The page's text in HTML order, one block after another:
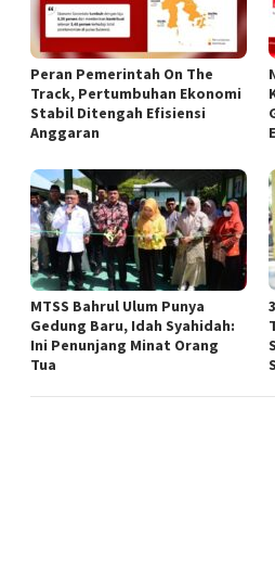
Peran Pemerintah On The
Track, Pertumbuhan Ekonomi
Stabil Ditengah Efisiensi
Anggaran
MTSS Bahrul Ulum Punya
Gedung Baru, Idah Syahidah:
Ini Penunjang Minat Orang
Tua